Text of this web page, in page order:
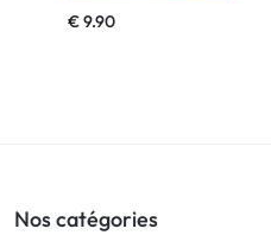
€9.90
Nos catégories